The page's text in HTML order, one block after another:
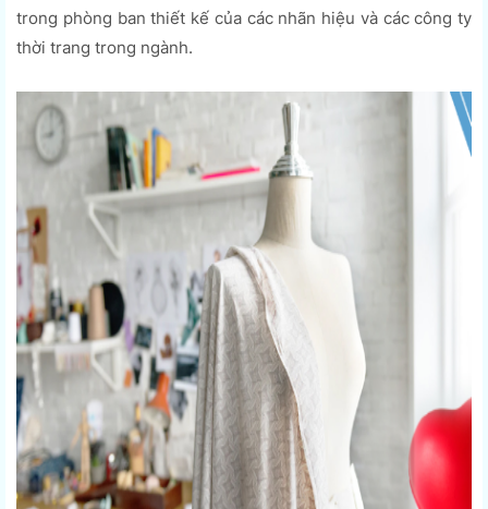
trong phòng ban thiết kế của các nhãn hiệu và các công ty
thời trang trong ngành.